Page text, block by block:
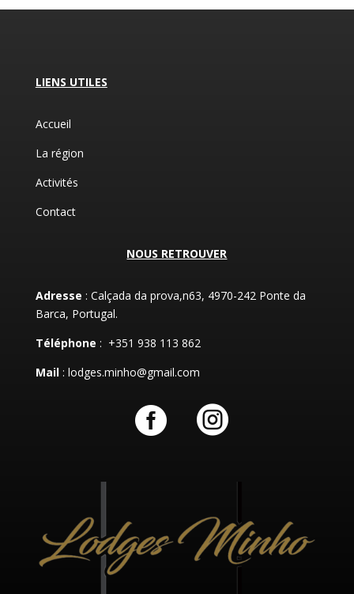
LIENS UTILES
Accueil
La région
Activités
Contact
NOUS RETROUVER
Adresse : Calçada da prova,n63, 4970-242 Ponte da
Barca, Portugal.
Téléphone : +351 938 113 862
Mail: lodges.minho@gmail.com
 